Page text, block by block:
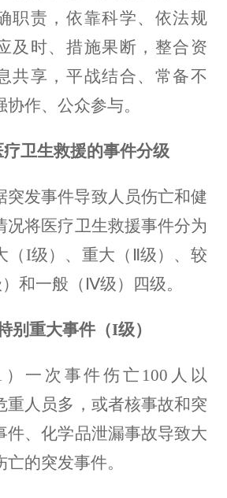
职责，依靠科学、依法规
及时、措施果断，整合资
共享，平战结合、常备不
协作、公众参与。
疗卫生救援的事件分级
突发事件导致人员伤亡和健
况将医疗卫生救援事件分为
（I级）、重大（Ⅱ级）、较
和一般（Ⅳ级）四级。
别重大事件（I级）
）一次事件伤亡100人以
重人员多，或者核事故和突
件、化学品泄漏事故导致大
亡的突发事件。